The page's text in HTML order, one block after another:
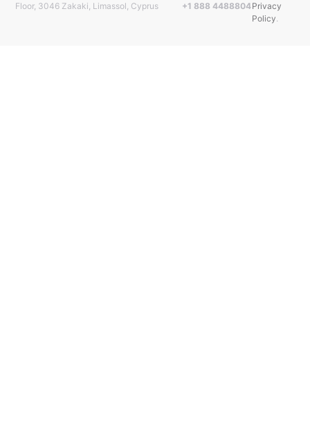
Floor, 3046 Zakaki, Limassol, Cyprus
+1 888 4488804Privacy
Policy.